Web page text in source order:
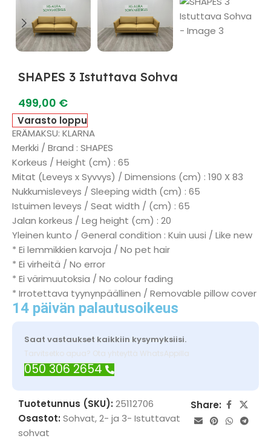
SHAPES 3 Istuttava Sohva
499,00 €
Varasto loppu
ERÄMAKSU: KLARNA
Merkki / Brand : SHAPES
Korkeus / Height (cm) : 65
Mitat (Leveys x Syvvys) / Dimensions (cm) : 190 X 83
Nukkumisleveys / Sleeping width (cm) : 65
Istuimen leveys / Seat width / (cm) : 65
Jalan korkeus / Leg height (cm) : 20
Yleinen kunto / General condition : Kuin uusi / Like new
* Ei lemmikkien karvoja / No pet hair
* Ei virheitä / No error
* Ei värimuutoksia / No colour fading
* Irrotettava tyynynpäällinen / Removable pillow cover
14 päivän palautusoikeus
Saat vastaukset kaikkiin kysymyksiisi.
Tarvitsetko apua? Ota yhteyttä WhatsAppilla
050 306 2654
Tuotetunnus (SKU): 25112706
Osastot: Sohvat,2- ja 3- Istuttavat
sohvat
Share: